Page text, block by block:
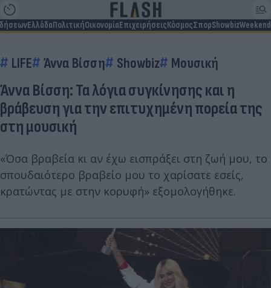
ΕλλάδαΠολιτικήΟικονομίαΕπιχειρήσειςΚόσμοςΣπορShowbizWeekend
LIFE Άννα Βίσση Showbiz Μουσική
Άννα Βίσση: Τα λόγια συγκίνησης και η
βράβευση για την επιτυχημένη πορεία της
στη μουσική
«Όσα βραβεία κι αν έχω εισπράξει στη ζωή μου, το
σπουδαιότερο βραβείο μου το χαρίσατε εσείς,
κρατώντας με στην κορυφή» εξομολογήθηκε.